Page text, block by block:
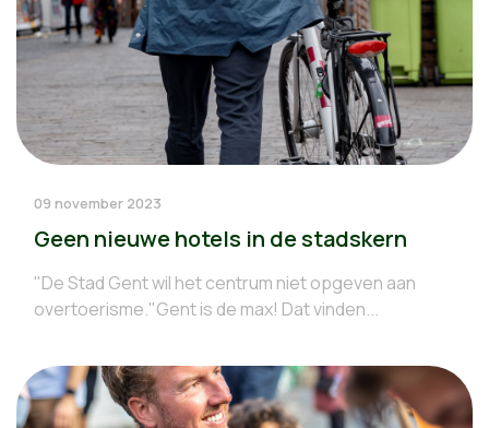
09 november 2023
Geen nieuwe hotels in de stadskern
"De Stad Gent wil het centrum niet opgeven aan
overtoerisme."Gent is de max! Dat vinden...